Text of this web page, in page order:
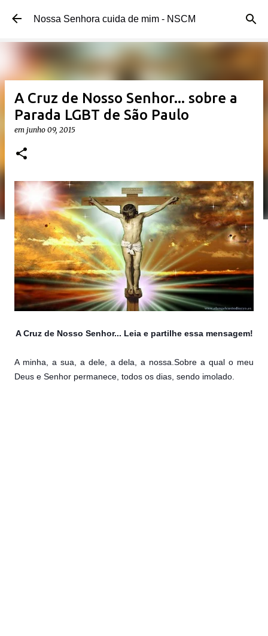
Pular para o conteúdo principal
Nossa Senhora cuida de mim - NSCM
A Cruz de Nosso Senhor... sobre a
Parada LGBT de São Paulo
em junho 09, 2015
A Cruz de Nosso Senhor... Leia e partilhe essa mensagem!
A minha, a sua, a dele, a dela, a nossa.Sobre a qual o meu
Deus e Senhor permanece, todos os dias, sendo imolado.